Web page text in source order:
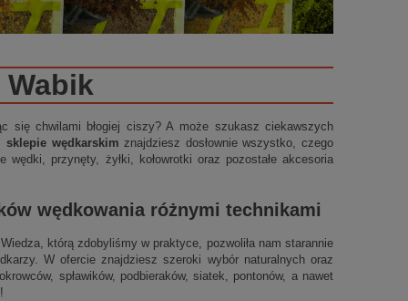
Wabik
się chwilami błogiej ciszy? A może szukasz ciekawszych
sklepie wędkarskim znajdziesz dosłownie wszystko, czego
przynęty, żyłki, kołowrotki oraz pozostałe akcesoria
wędkowania różnymi technikami
którą zdobyliśmy w praktyce, pozwoliła nam starannie
W ofercie znajdziesz szeroki wybór naturalnych oraz
spławików, podbieraków, siatek, pontonów, a nawet